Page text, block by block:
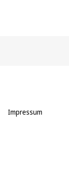
Impressum